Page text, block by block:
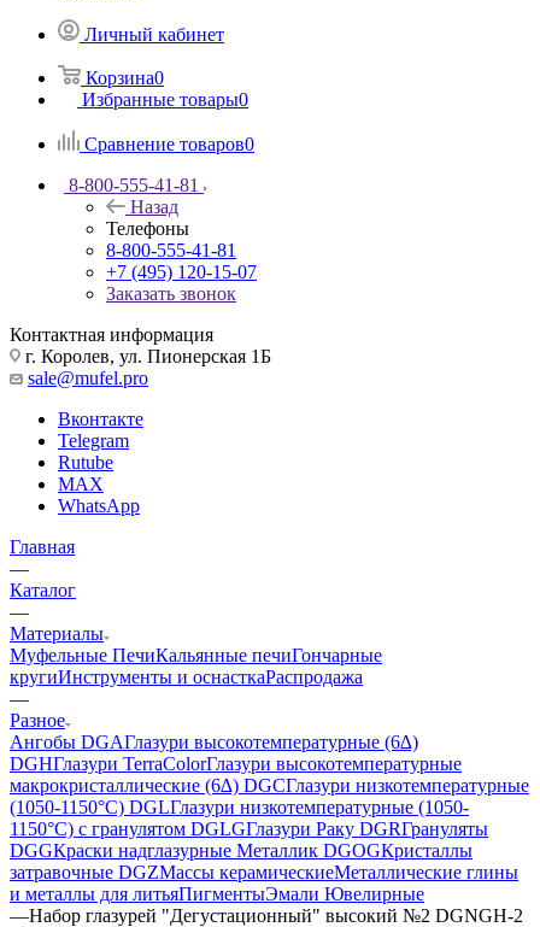
Личный кабинет
Корзина0
Избранные товары0
Сравнение товаров0
8-800-555-41-81
Назад
Телефоны
8-800-555-41-81
+7 (495) 120-15-07
Заказать звонок
Контактная информация
г. Королев, ул. Пионерская 1Б
sale@mufel.pro
Вконтакте
Telegram
Rutube
MAX
WhatsApp
Главная
—
Каталог
—
Материалы
Муфельные ПечиКальянные печиГончарные
кругиИнструменты и оснасткаРаспродажа
—
Разное
Ангобы DGAГлазури высокотемпературные (6∆)
DGHГлазури TerraColorГлазури высокотемпературные
макрокристаллические (6∆) DGCГлазури низкотемпературные
(1050-1150°С) DGLГлазури низкотемпературные (1050-
1150°С) с гранулятом DGLGГлазури Раку DGRГрануляты
DGGКраски надглазурные Металлик DGOGКристаллы
затравочные DGZМассы керамическиеМеталлические глины
и металлы для литьяПигментыЭмали Ювелирные
—Набор глазурей "Дегустационный" высокий №2 DGNGH-2